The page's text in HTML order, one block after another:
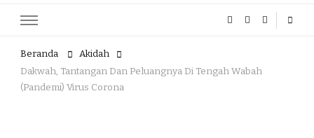
Beranda
Akidah
Dakwah, Tantangan Dan Peluangnya Di Tengah Wabah
(Pandemi) Virus Corona